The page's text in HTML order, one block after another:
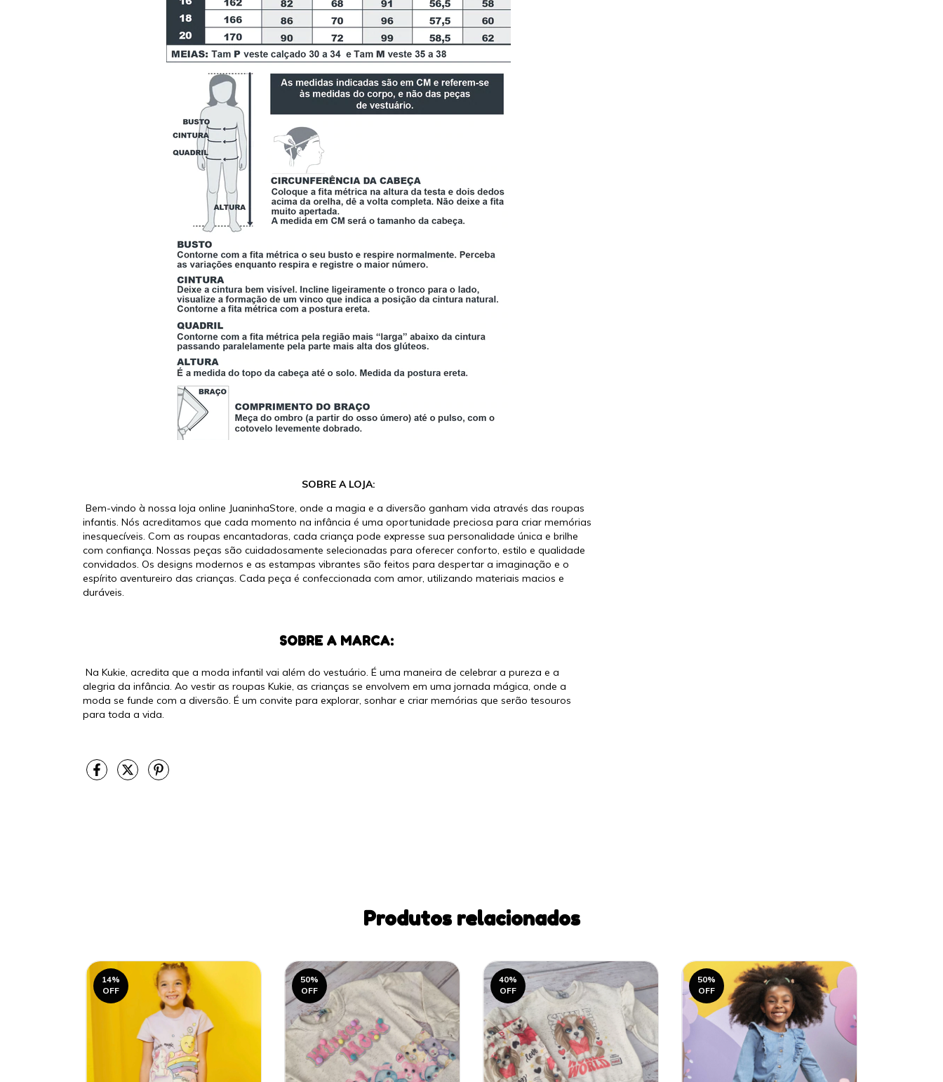
SOBRE A LOJA:
Bem-vindo à nossa loja online JuaninhaStore, onde a magia e a diversão ganham vida através das roupas
infantis. Nós acreditamos que cada momento na infância é uma oportunidade preciosa para criar memórias
inesquecíveis. Com as roupas encantadoras, cada criança pode expresse sua personalidade única e brilhe
com confiança. Nossas peças são cuidadosamente selecionadas para oferecer conforto, estilo e qualidade
convidados. Os designs modernos e as estampas vibrantes são feitos para despertar a imaginação e o
espírito aventureiro das crianças. Cada peça é confeccionada com amor, utilizando materiais macios e
duráveis.
SOBRE A MARCA:
Na Kukie, acredita que a moda infantil vai além do vestuário. É uma maneira de celebrar a pureza e a
alegria da infância. Ao vestir as roupas Kukie, as crianças se envolvem em uma jornada mágica, onde a
moda se funde com a diversão. É um convite para explorar, sonhar e criar memórias que serão tesouros
para toda a vida.
Produtos relacionados
14%
OFF
50%
OFF
40%
OFF
50%
OFF